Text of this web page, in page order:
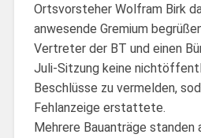
Ortsvorsteher Wolfram Birk
anwesende Gremium
Vertreter der BT und einen
Juli-Sitzung keine
Beschlüsse zu vermelden,
Fehlanzeige erstattete.
Mehrere Bauanträge standen